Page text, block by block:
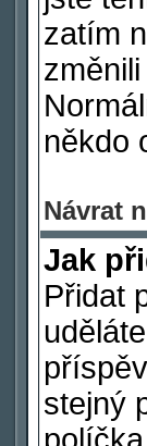
zatím
někdo
Návrat
Jak
Přidat
stejný